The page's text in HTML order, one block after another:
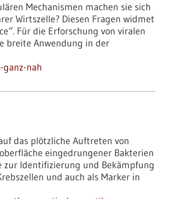
Mechanismen machen sie sich
Wirtszelle? Diesen Fragen widmet
Für die Erforschung von viralen
breite Anwendung in der
nah
das plötzliche Auftreten von
eingedrungener Bakterien
zur Identifizierung und Bekämpfung
und auch als Marker in